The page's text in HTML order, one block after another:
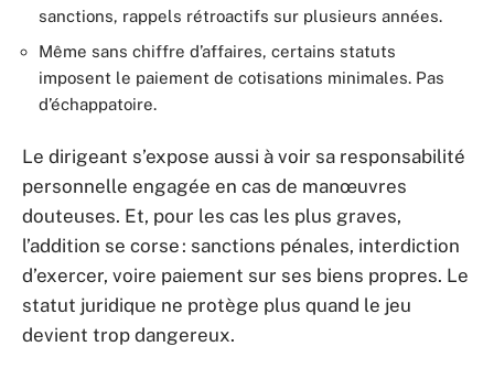
sanctions, rappels rétroactifs sur plusieurs années.
Même sans chiffre d’affaires, certains statuts
imposent le paiement de cotisations minimales. Pas
d’échappatoire.
Le dirigeant s’expose aussi à voir sa responsabilité
personnelle engagée en cas de manœuvres
douteuses. Et, pour les cas les plus graves,
l’addition se corse : sanctions pénales, interdiction
d’exercer, voire paiement sur ses biens propres. Le
statut juridique ne protège plus quand le jeu
devient trop dangereux.